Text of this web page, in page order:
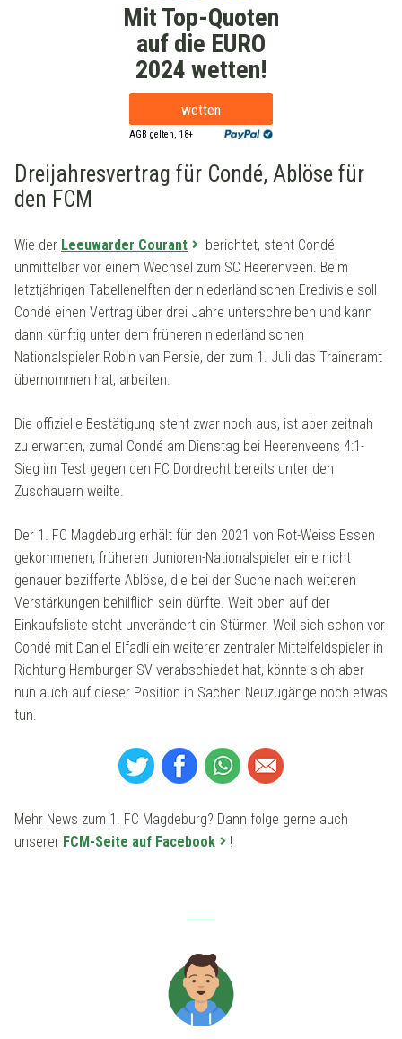
Mit Top-Quoten
auf die EURO
2024 wetten!
wetten
AGB gelten, 18+
Dreijahresvertrag für Condé, Ablöse für
den FCM
Wie der Leeuwarder Courant
berichtet, steht Condé
unmittelbar vor einem Wechsel zum SC Heerenveen. Beim
letztjährigen Tabellenelften der niederländischen Eredivisie soll
Condé einen Vertrag über drei Jahre unterschreiben und kann
dann künftig unter dem früheren niederländischen
Nationalspieler Robin van Persie, der zum 1. Juli das Traineramt
übernommen hat, arbeiten.
Die offizielle Bestätigung steht zwar noch aus, ist aber zeitnah
zu erwarten, zumal Condé am Dienstag bei Heerenveens 4:1-
Sieg im Test gegen den FC Dordrecht bereits unter den
Zuschauern weilte.
Der 1. FC Magdeburg erhält für den 2021 von Rot-Weiss Essen
gekommenen, früheren Junioren-Nationalspieler eine nicht
genauer bezifferte Ablöse, die bei der Suche nach weiteren
Verstärkungen behilflich sein dürfte. Weit oben auf der
Einkaufsliste steht unverändert ein Stürmer. Weil sich schon vor
Condé mit Daniel Elfadli ein weiterer zentraler Mittelfeldspieler in
Richtung Hamburger SV verabschiedet hat, könnte sich aber
nun auch auf dieser Position in Sachen Neuzugänge noch etwas
tun.
Mehr News zum 1. FC Magdeburg? Dann folge gerne auch
unserer FCM-Seite auf Facebook !